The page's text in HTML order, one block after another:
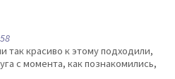
так красиво к этому подходили,
с момента, как познакомились,